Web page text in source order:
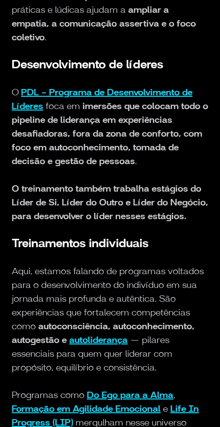
práticas e lúdicas ajudam a ampliar a
empatia, a comunicação assertiva e o foco
coletivo.
Desenvolvimento de líderes
O PDL - Programa de Desenvolvimento de
Líderes foca em imersões que colocam todo o
pipeline de liderança em experiências
desafiadoras, fora da zona de conforto, com
foco em autoconhecimento, tomada de
decisão e gestão de pessoas.
O treinamento também trabalha estágios do
Líder de Si, Líder do Outro e Líder do Negócio,
para desenvolver o líder nesses estágios.
Treinamentos individuais
Aqui, estamos falando de programas voltados
para o desenvolvimento do indivíduo em sua
jornada mais profunda e autêntica. São
experiências que fortalecem competências
como autoconsciência, autoconhecimento,
autogestão e autoliderança — pilares
essenciais para quem quer liderar com
propósito, equilíbrio e consistência.
Programas como Do Ego para a Alma,
Formação em Agilidade Emocional e Life In
Progress (LIP) mergulham nesse universo